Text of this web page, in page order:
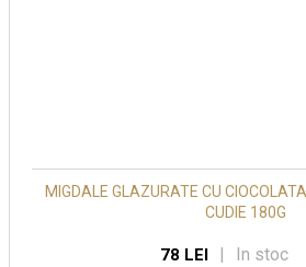
MIGDALE GLAZURATE CU
CUDIE 180G
78 LEI In stoc